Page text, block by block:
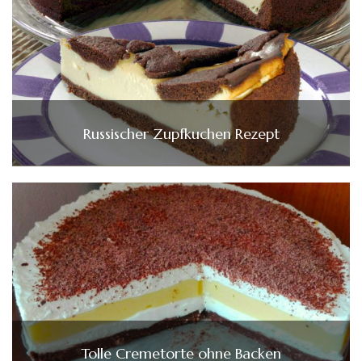
Russischer Zupfkuchen Rezept
Tolle Cremetorte ohne Backen